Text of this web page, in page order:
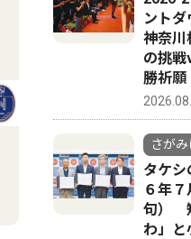
トップニュース 文
ント
神奈川
の挑
勝祈願
さが
タケ
６年
句）
わ」と